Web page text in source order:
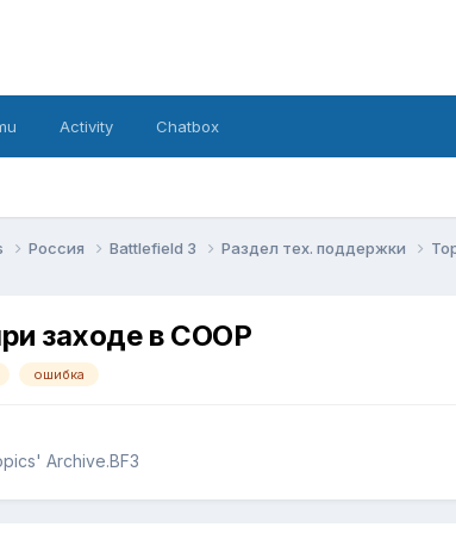
Activity Chatbox
Россия Battlefield 3 Раздел тех. поддержки
заходе в COOP
ошибка
Archive.BF3